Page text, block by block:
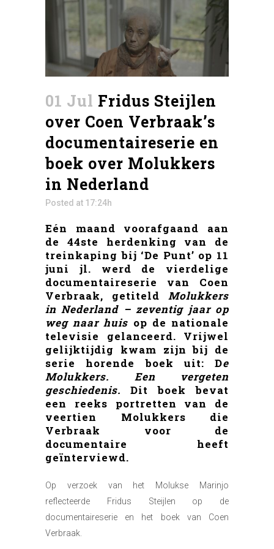
01 Jul Fridus Steijlen
over Coen Verbraak’s
documentaireserie en
boek over Molukkers
in Nederland
Posted at 17:24h
Eén maand voorafgaand aan
de 44ste herdenking van de
treinkaping bij ‘De Punt’ op 11
juni jl. werd de vierdelige
documentaireserie van Coen
Verbraak, getiteld Molukkers
in Nederland – zeventig jaar op
weg naar huis op de nationale
televisie gelanceerd. Vrijwel
gelijktijdig kwam zijn bij de
serie horende boek uit: De
Molukkers. Een vergeten
geschiedenis. Dit boek bevat
een reeks portretten van de
veertien Molukkers die
Verbraak voor de
documentaire heeft
geïnterviewd.
Op verzoek van het Molukse Marinjo
reflecteerde Fridus Steijlen op de
documentaireserie en het boek van Coen
Verbraak.